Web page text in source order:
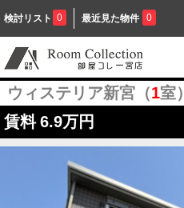
検討リスト 0 最近見た物件 0
ウィステリア新宮（1室）
賃料 6.9万円